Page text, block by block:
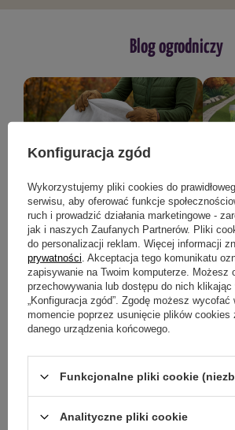
Blog ogrodniczy
Prace w ogrodzie w listopadzie -
kompletny poradnik, jak
przygotować ogród do zimy
Jesienne prace w ogrodzie: pielęgnacja
roślin, ochrona przed mrozem,
nawożenie i porządki. Sprawdź, jak
przygotować ogród do zimy krok po
kroku.
który
ZOBACZ WSZYSTKIE
Konfiguracja zgód
Wykorzystujemy pliki cookies do
serwisu, aby oferować funkcje
ruch i prowadzić działania marketingowe -
jak i naszych Zaufanych Partnerów. Pliki
do personalizacji reklam. Więcej informacji
prywatności . Akceptacja tego komunikatu
zapisywanie na Twoim komputerze. Możesz
przechowywania lub dostępu do nich klikając
„Konfiguracja zgód”. Zgodę możesz wycofać
momencie poprzez usunięcie plików cookies
danego urządzenia końcowego.
Funkcjonalne pliki cookie
Analityczne pliki cookie